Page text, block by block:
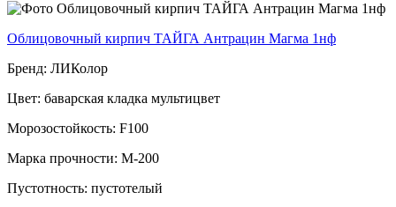
Облицовочный кирпич ТАЙГА Антрацин Магма 1нф
Бренд: ЛИКолор
Цвет: баварская кладка мультицвет
Морозостойкость: F100
Марка прочности: М-200
Пустотность: пустотелый